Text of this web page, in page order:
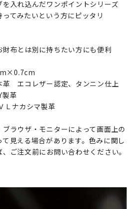
入れ込んだワンポイントシリーズ
ってみたいという方にピッタリ
財布とは別に持ちたい方にも便利
革 エコレザー認定、タンニン仕上
革
ナカシマ製革
ラウザ・モニターによって画面上の
見える場合があります。色みに関し
ご注文前にお問い合わせください。